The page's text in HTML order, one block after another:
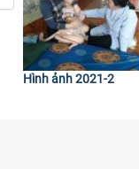
Hình ảnh 2021-2